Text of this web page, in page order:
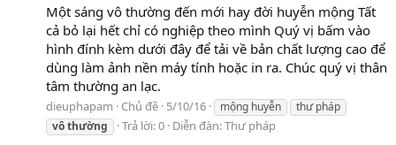
Một sáng vô thường đến mới hay đời huyễn mộng Tất
cả bỏ lại hết chỉ có nghiệp theo mình Quý vị bấm vào
hình đính kèm dưới đây để tải về bản chất lượng cao để
dùng làm ảnh nền máy tính hoặc in ra. Chúc quý vị thân
tâm thường an lạc.
dieuphapam Chủ đề 5/10/16 mộng huyễn
thư pháp
vôthường Trả lời: 0 Diễn đàn:Thư pháp